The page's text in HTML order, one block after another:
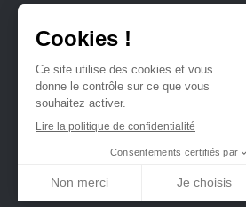
Créée en 1963, la
soutient la recherche et la
sciences humaines et sociales.